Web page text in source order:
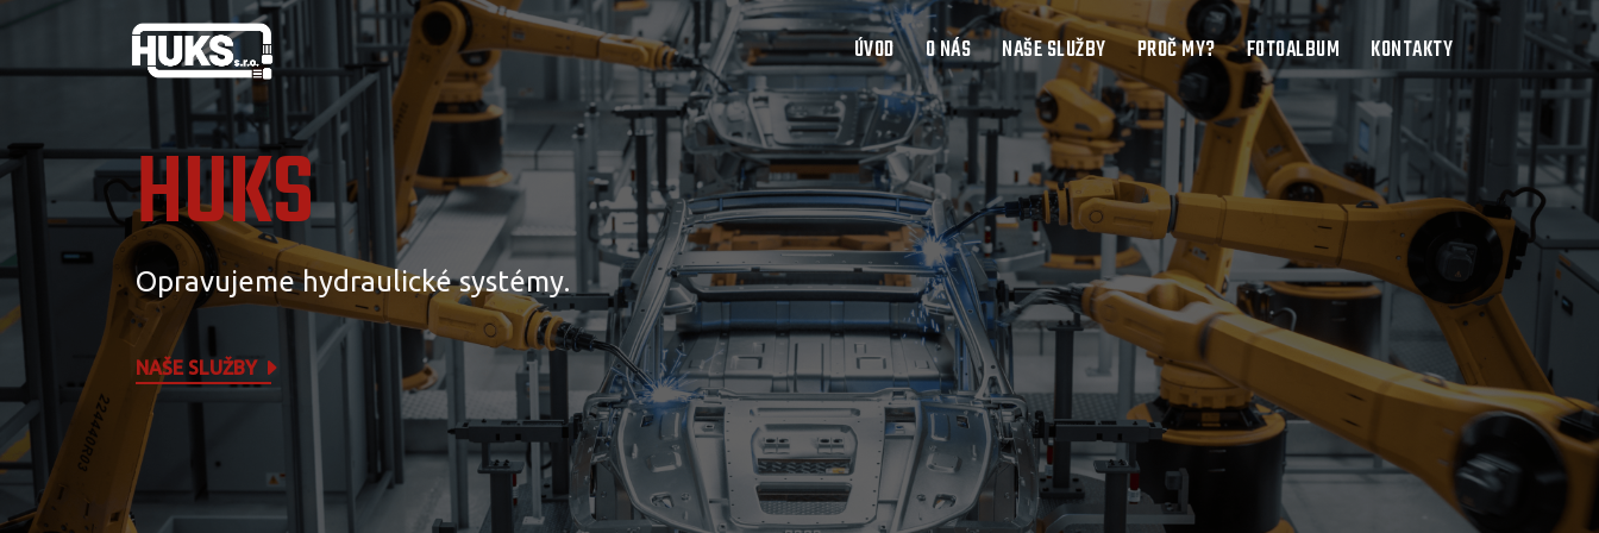
ÚVOD O NÁS NAŠE SLUŽBY PROČ MY? FOTOALBUM KONTAKTY
HUKS
Opravujeme hydraulické systémy.
NAŠE SLUŽBY